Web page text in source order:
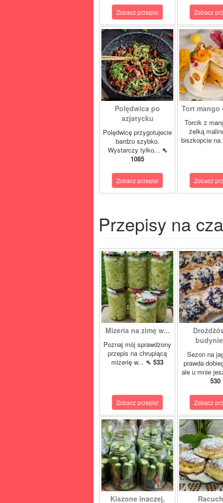
Zobacz przepis! Zobacz
Polędwica po
azjatycku
Polędwicę przygotujecie
bardzo szybko.
Wystarczy tylko... ⇖
1085
Zobacz przepis!
Tort mango
Torcik z
żelką
biszkopcie
Zobacz
Przepisy na
Mizeria na zimę w...
Poznaj mój sprawdzony
przepis na chrupiącą
mizerię w... ⇖ 533
Zobacz przepis!
Sezon na
prawda
ale u mnie
530
Zobacz
Kiszone inaczej,